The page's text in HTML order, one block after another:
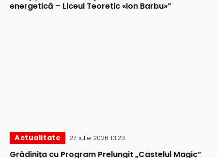
energetică – Liceul Teoretic «Ion Barbu»”
Actualitate 27 iulie 2026 13:23
Grădinița cu Program Prelungit „Castelul Magic”